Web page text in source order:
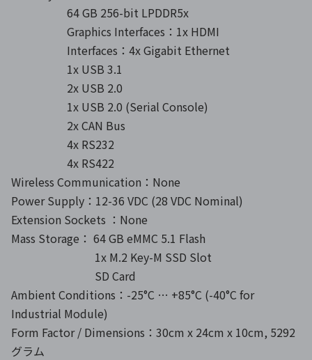
64 GB 256-bit LPDDR5x
Graphics Interfaces：1x HDMI
Interfaces：4x Gigabit Ethernet
1x USB 3.1
2x USB 2.0
1x USB 2.0 (Serial Console)
2x CAN Bus
4x RS232
4x RS422
Wireless Communication：None
Power Supply：12-36 VDC (28 VDC Nominal)
Extension Sockets ：None
Mass Storage： 64 GB eMMC 5.1 Flash
1x M.2 Key-M SSD Slot
SD Card
Ambient Conditions：-25°C … +85°C (-40°C for
Industrial Module)
Form Factor / Dimensions：30cm x 24cm x 10cm, 5292
グラム